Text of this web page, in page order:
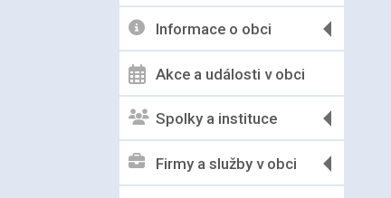
Informace o obci
Akce a události v obci
Spolky a instituce
Firmy a služby v obci